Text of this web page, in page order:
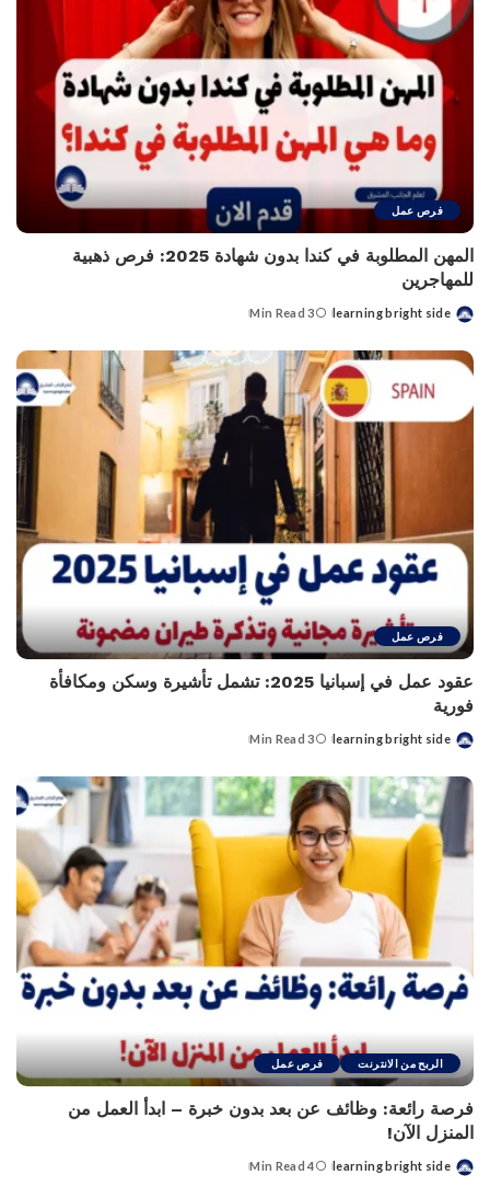
فرص عمل
المهن المطلوبة في كندا بدون شهادة 2025: فرص ذهبية
للمهاجرين
Posted
learning bright side
3 Min Read
فرص عمل
عقود عمل في إسبانيا 2025: تشمل تأشيرة وسكن ومكافأة
فورية
Posted
learning bright side
3 Min Read
الربح من الانترنت فرص عمل
فرصة رائعة: وظائف عن بعد بدون خبرة – ابدأ العمل من
المنزل الآن!
Posted
learning bright side
4 Min Read